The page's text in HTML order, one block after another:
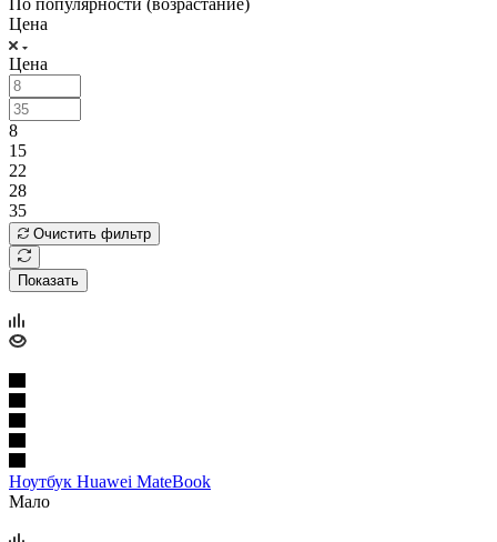
Цена
Цена
8
15
22
28
35
Очистить фильтр
Показать
Ноутбук Huawei MateBook
Мало